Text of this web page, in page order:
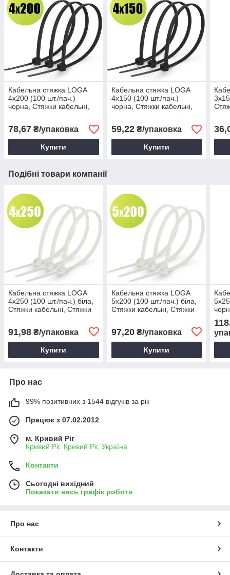
Кабельна стяжка LOGA
4х200 (100 шт./пач.)
чорна, Стяжки кабельні,
78,67 ₴/упаковка
Купити
Кабельна стяжка LOGA
4х150 (100 шт./пач.)
чорна, Стяжки кабельні,
59,22₴/упаковка
Купити
Подібні товари компанії
Кабельна стяжка LOGA
4х250 (100 шт./пач.) біла,
Стяжки кабельні, Стяжки
91,98 ₴/упаковка
Купити
Кабельна стяжка LOGA
5х200 (100 шт./пач.) біла,
Стяжки кабельні, Стяжки
97,20₴/упаковка
Купити
Про нас
99% позитивних з 1544 відгуків за рік
Працює з 07.02.2012
м. Кривий Ріг
Кривий Ріг, Кривий Ріг, Україна
Контакти
Сьогодні вихідний
Показати весь графік роботи
Про нас
Контакти